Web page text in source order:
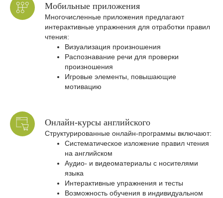
Мобильные приложения
Многочисленные приложения предлагают
интерактивные упражнения для отработки правил
чтения:
Визуализация произношения
Распознавание речи для проверки
произношения
Игровые элементы, повышающие
мотивацию
Онлайн-курсы английского
Структурированные онлайн-программы включают:
Систематическое изложение правил чтения
на английском
Аудио- и видеоматериалы с носителями
языка
Интерактивные упражнения и тесты
Возможность обучения в индивидуальном